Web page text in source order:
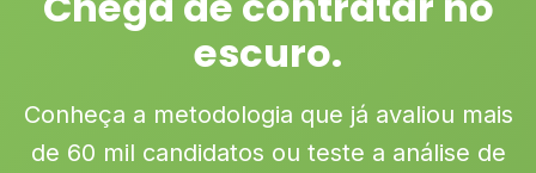
escuro.
Conheça a metodologia que já avaliou mais
de 60 mil candidatos ou teste a análise de